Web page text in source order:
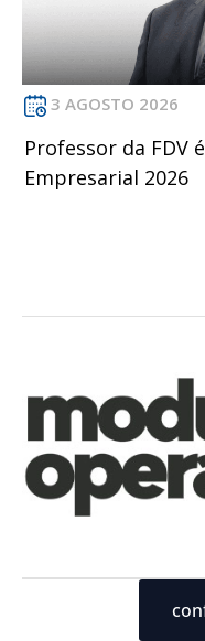
3 AGOSTO 2026
Professor da FDV
Empresarial 2026